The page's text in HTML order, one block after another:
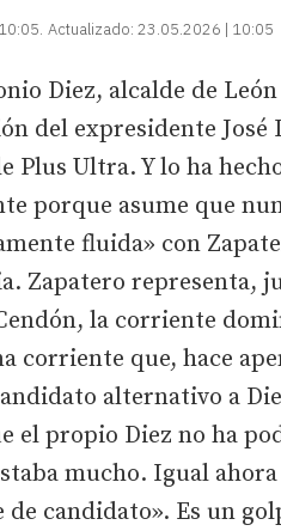
Actualizado: 23.05.2026 | 10:05
Diez, alcalde de
del expresidente José
Plus Ultra. Y lo ha
porque asume que
fluida» con
Zapatero representa,
la corriente
corriente que, hace
alternativo a
el propio Diez no ha
mucho. Igual
candidato». Es un